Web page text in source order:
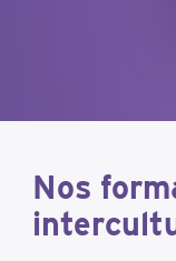
Nos